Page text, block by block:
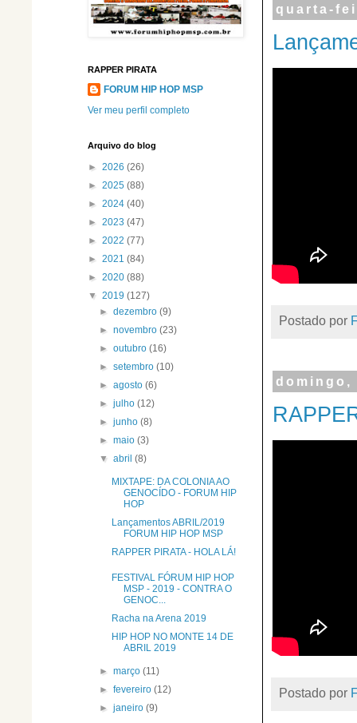
quarta-
Postado por
domingo,
Postado por
RAPPER PIRATA
FORUM HIP HOP MSP
Ver meu perfil completo
Arquivo do blog
► 2026 (26)
► 2025 (88)
► 2024 (40)
► 2023 (47)
► 2022 (77)
► 2021 (84)
► 2020 (88)
▼ 2019 (127)
►dezembro(9)
►novembro(23)
►outubro(16)
►setembro(10)
►agosto(6)
►julho(12)
►junho(8)
►maio(3)
▼abril(8)
MIXTAPE: DA COLONIA AO
GENOCÍDO - FORUM HIP
HOP
Lançamentos ABRIL/2019
FORUM HIP HOP MSP
RAPPER PIRATA - HOLA LÁ!
FESTIVAL FÓRUM HIP HOP
MSP - 2019 - CONTRA O
GENOC...
Racha na Arena 2019
HIP HOP NO MONTE 14 DE
ABRIL 2019
►março(11)
►fevereiro(12)
►janeiro(9)